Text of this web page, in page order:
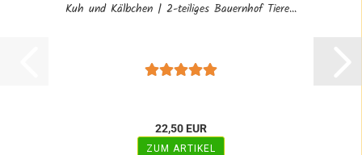
Kuh und Kälbchen | 2-teiliges Bauernhof Tiere...
22,50 EUR
ZUM ARTIKEL